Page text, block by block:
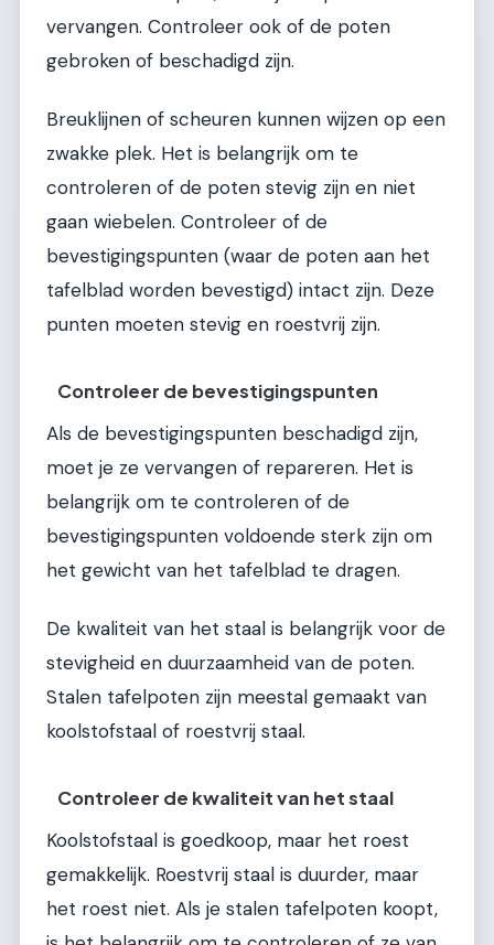
vervangen. Controleer ook of de poten
gebroken of beschadigd zijn.
Breuklijnen of scheuren kunnen wijzen op een
zwakke plek. Het is belangrijk om te
controleren of de poten stevig zijn en niet
gaan wiebelen. Controleer of de
bevestigingspunten (waar de poten aan het
tafelblad worden bevestigd) intact zijn. Deze
punten moeten stevig en roestvrij zijn.
Controleer de bevestigingspunten
Als de bevestigingspunten beschadigd zijn,
moet je ze vervangen of repareren. Het is
belangrijk om te controleren of de
bevestigingspunten voldoende sterk zijn om
het gewicht van het tafelblad te dragen.
De kwaliteit van het staal is belangrijk voor de
stevigheid en duurzaamheid van de poten.
Stalen tafelpoten zijn meestal gemaakt van
koolstofstaal of roestvrij staal.
Controleer de kwaliteit van het staal
Koolstofstaal is goedkoop, maar het roest
gemakkelijk. Roestvrij staal is duurder, maar
het roest niet. Als je stalen tafelpoten koopt,